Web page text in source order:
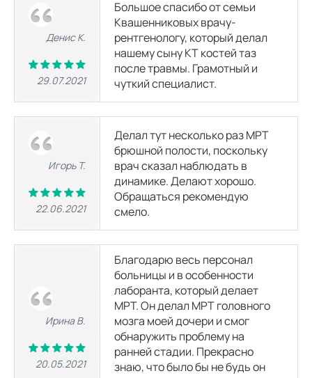
3500р.
МРТ локтевого сустава
8050
3500р.
МРТ лучезапястного сустава
8050
3500 р.
МРТ тазобедренного сустава
8050
3500р.
МРТ кисти
8050
3500р.
МРТ голеностопного сустава
3500р.
МРТ стопы
Денис К.
29.07.2021
Большое спасибо от семьи
Квашенниковых врачу-
рентгенологу, который делал
нашему сыну КТ костей таз
после травмы. Грамотный и
чуткий специалист.
Игорь Т.
22.06.2021
Делал тут несколько раз МРТ
брюшной полости, поскольку
врач сказал наблюдать в
динамике. Делают хорошо.
Обращаться рекомендую
смело.
Ирина В.
20.05.2021
Благодарю весь персонал
больницы и в особенности
лаборанта, который делает
МРТ. Он делал МРТ головного
мозга моей дочери и смог
обнаружить проблему на
ранней стадии. Прекрасно
знаю, что было бы не будь он